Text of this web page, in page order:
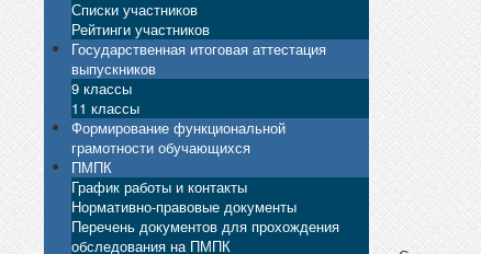
Списки участников
Рейтинги участников
Государственная итоговая аттестация
выпускников
9 классы
11 классы
Формирование функциональной
грамотности обучающихся
ПМПК
График работы и контакты
Нормативно-правовые документы
Перечень документов для прохождения
обследования на ПМПК